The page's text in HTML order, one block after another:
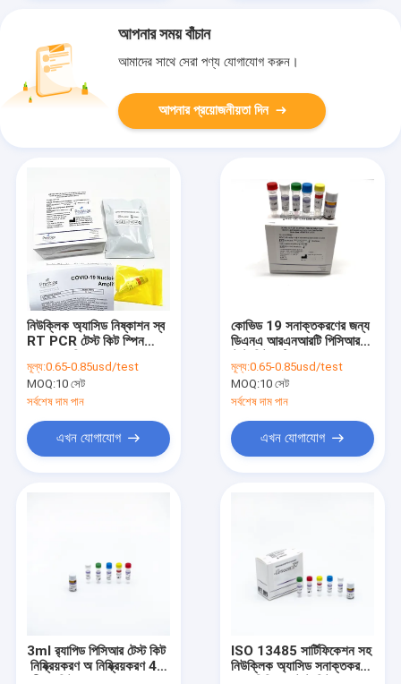
আপনার সময় বাঁচান
আমাদের সাথে সেরা পণ্য যোগাযোগ করুন।
আপনার প্রয়োজনীয়তা দিন
নিউক্লিক অ্যাসিড নিষ্কাশন স্ব
RT PCR টেস্ট কিট স্পিন
মূল্য:0.65-0.85usd/test
MOQ:10 সেট
সর্বশেষ দাম পান
এখন যোগাযোগ
কোভিড 19 সনাক্তকরণের জন্য
ডিএনএ আরএনআরটি পিসিআর
মূল্য:0.65-0.85usd/test
MOQ:10 সেট
সর্বশেষ দাম পান
এখন যোগাযোগ
3ml র‍্যাপিড পিসিআর টেস্ট কিট
নিষ্ক্রিয়করণ অ নিষ্ক্রিয়করণ 48
ISO 13485 সার্টিফিকেশন সহ
নিউক্লিক অ্যাসিড সনাক্তকরণ